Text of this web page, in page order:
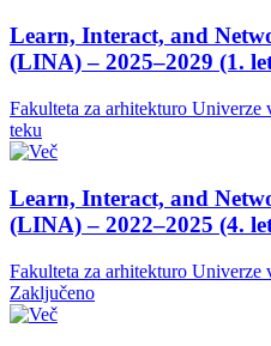
Learn, Interact, and
(LINA) – 2025–2029 (1.
Fakulteta za arhitekturo
teku
Learn, Interact, and
(LINA) – 2022–2025 (4.
Fakulteta za arhitekturo
Zaključeno